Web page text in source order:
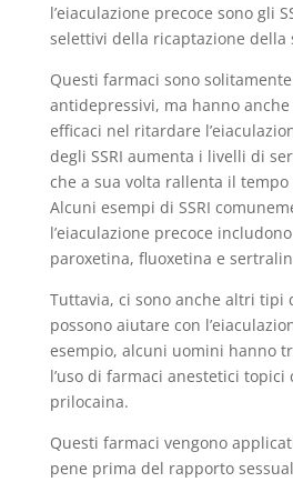
l’eiaculazione precoce sono gli
selettivi della ricaptazione della
Questi farmaci sono
antidepressivi, ma hanno
efficaci nel ritardare
degli SSRI aumenta i livelli di
che a sua volta rallenta il
Alcuni esempi di SSRI
l’eiaculazione precoce
paroxetina, fluoxetina e
Tuttavia, ci sono anche altri tipi
possono aiutare con
esempio, alcuni uomini hanno
l’uso di farmaci anestetici
prilocaina.
Questi farmaci vengono
pene prima del rapporto